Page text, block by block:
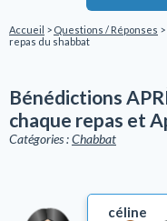
Accueil > Questions / Réponses
repas du shabbat
Bénédictions
chaque repas et
Catégories :Chabbat
céline